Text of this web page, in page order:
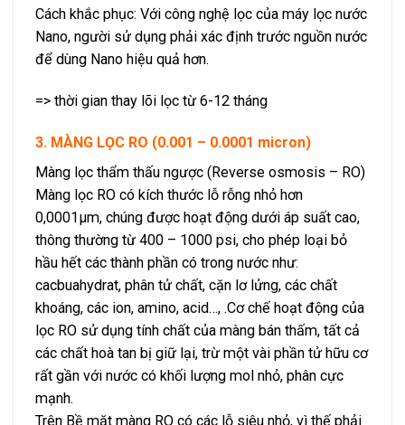
Cách khắc phục: Với công nghệ lọc của máy lọc nước
Nano, người sử dụng phải xác định trước nguồn nước
để dùng Nano hiệu quả hơn.
=> thời gian thay lõi lọc từ 6-12 tháng
3. MÀNG LỌC RO (0.001 – 0.0001 micron)
Màng lọc thẩm thấu ngược (Reverse osmosis – RO)
Màng lọc RO có kích thước lỗ rỗng nhỏ hơn
0,0001μm, chúng được hoạt động dưới áp suất cao,
thông thường từ 400 – 1000 psi, cho phép loại bỏ
hầu hết các thành phần có trong nước như:
cacbuahydrat, phân tử chất, cặn lơ lửng, các chất
khoáng, các ion, amino, acid…, .Cơ chế hoạt động của
lọc RO sử dụng tính chất của màng bán thấm, tất cả
các chất hoà tan bị giữ lại, trừ một vài phần tử hữu cơ
rất gần với nước có khối lượng mol nhỏ, phân cực
mạnh.
Trên Bề mặt màng RO có các lỗ siêu nhỏ, vì thế phải